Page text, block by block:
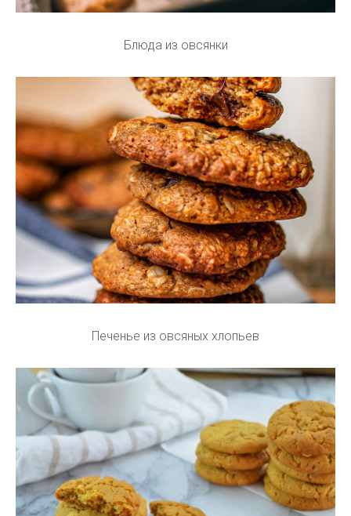
Блюда из овсянки
Печенье из овсяных хлопьев